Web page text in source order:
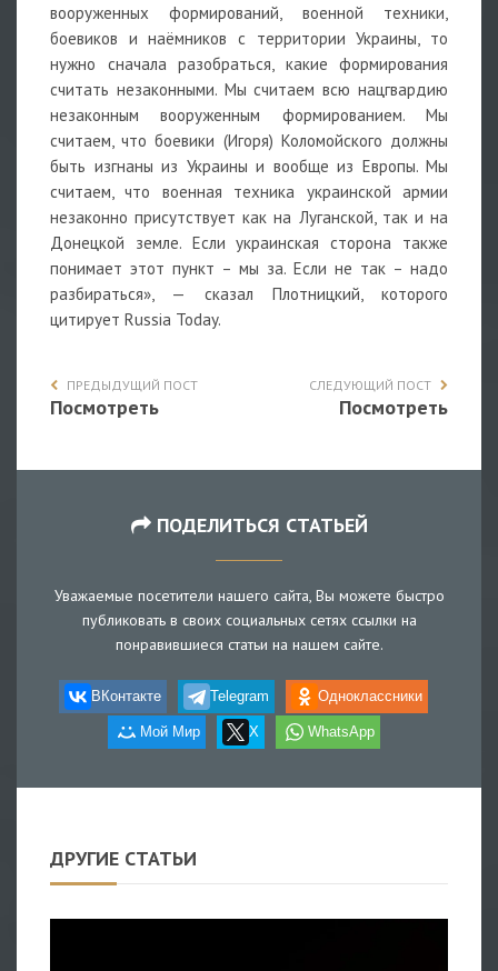
вооруженных формирований, военной техники,
боевиков и наёмников с территории Украины, то
нужно сначала разобраться, какие формирования
считать незаконными. Мы считаем всю нацгвардию
незаконным вооруженным формированием. Мы
считаем, что боевики (Игоря) Коломойского должны
быть изгнаны из Украины и вообще из Европы. Мы
считаем, что военная техника украинской армии
незаконно присутствует как на Луганской, так и на
Донецкой земле. Если украинская сторона также
понимает этот пункт – мы за. Если не так – надо
разбираться», — сказал Плотницкий, которого
цитирует Russia Today.
ПРЕДЫДУЩИЙ ПОСТ
Посмотреть
СЛЕДУЮЩИЙ ПОСТ
Посмотреть
ПОДЕЛИТЬСЯ СТАТЬЕЙ
Уважаемые посетители нашего сайта, Вы можете быстро
публиковать в своих социальных сетях ссылки на
понравившиеся статьи на нашем сайте.
ВКонтакте Telegram Одноклассники
Мой Мир X WhatsApp
ДРУГИЕ СТАТЬИ